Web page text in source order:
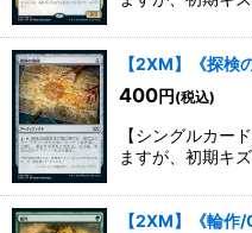
【2XM】《探検
400円 (税込)
【シングルカー
ますが、初期キ
【2XM】《輪作